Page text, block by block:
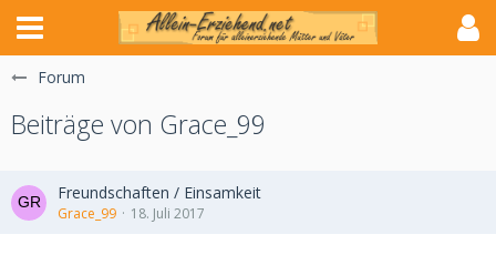
Forum
Beiträge von Grace_99
Freundschaften / Einsamkeit
Grace_99 18. Juli 2017